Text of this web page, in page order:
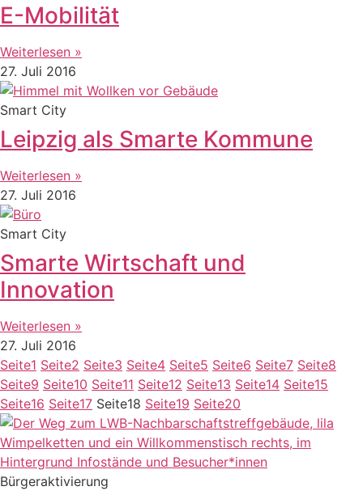
E-Mobilität
Weiterlesen »
27. Juli 2016
Smart City
Leipzig als Smarte Kommune
Weiterlesen »
27. Juli 2016
Smart City
Smarte Wirtschaft und
Innovation
Weiterlesen »
27. Juli 2016
Seite1 Seite2 Seite3 Seite4 Seite5 Seite6 Seite7 Seite8
Seite9 Seite10 Seite11 Seite12 Seite13 Seite14 Seite15
Seite16 Seite17 Seite18 Seite19 Seite20
Bürgeraktivierung